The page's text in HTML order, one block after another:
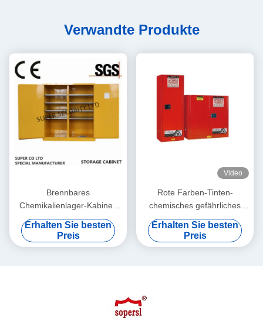
Verwandte Produkte
Brennbares
Chemikalienlager-Kabinett
für die Speicherung der
Flüssigkeit, gefährliche
Schränke
Erhalten Sie besten
Preis
Video
Rote Farben-Tinten-
chemisches gefährliches
Speicher-Kabinett für die
Speicherung der Farbe,
Tinte
Erhalten Sie besten
Preis